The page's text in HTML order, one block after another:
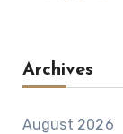
Archives
August 2026